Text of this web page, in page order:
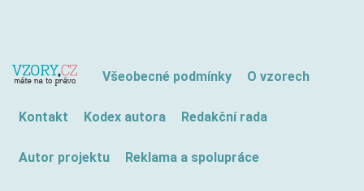
Všeobecné podmínky O vzorech
Kontakt Kodex autora Redakční rada
Autor projektu Reklama a spolupráce